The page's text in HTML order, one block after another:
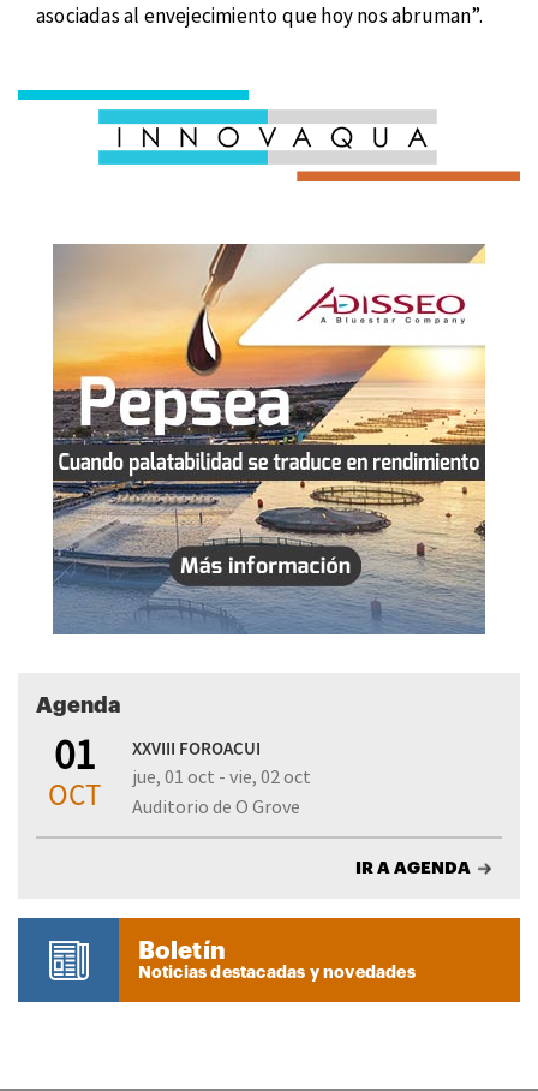
asociadas al envejecimiento que hoy nos abruman”.
Agenda
01
OCT
XXVIII FOROACUI
jue, 01 oct - vie, 02 oct
Auditorio de O Grove
IR A AGENDA
Boletín
Noticias destacadas y novedades